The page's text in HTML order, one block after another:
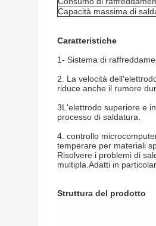
Capacità massima di
Caratteristiche
1- Sistema di
2. La velocità
riduce anche il rumore
3L'elettrodo superiore e
processo di saldatura.
4. controllo
temperare per materiali
Risolvere i problemi di
multipla.Adatti in
Struttura del prodotto